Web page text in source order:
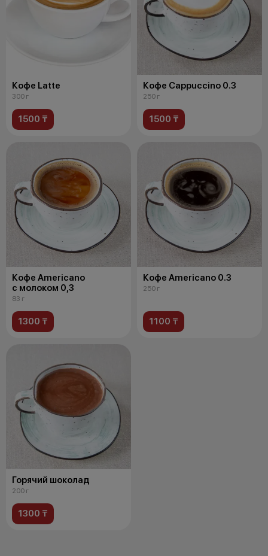
Кофе Latte
300 г
1500 ₸
Кофе Cappuccino 0.3
250 г
1500 ₸
Кофе Americano
с молоком 0,3
83 г
1300 ₸
Кофе Americano 0.3
250 г
1100 ₸
Горячий шоколад
200 г
1300 ₸